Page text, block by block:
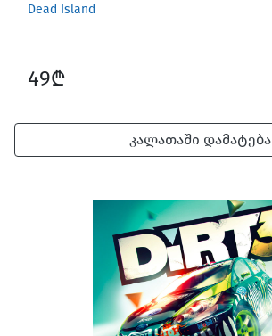
Dead Island
49₾
კალათაში დამატება